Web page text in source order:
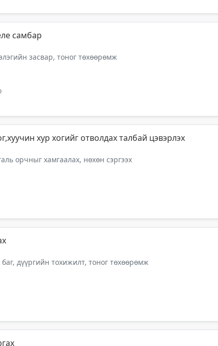
самбар
засвар, тоног төхөөрөмж
хур хогийг отволдах талбай цэвэрлэх
орчныг хамгаалах, нөхөн сэргээх
дүүргийн тохижилт, тоног төхөөрөмж